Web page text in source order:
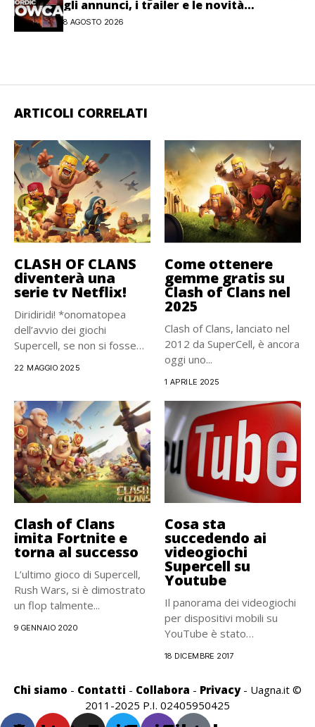
gli annunci, i trailer e le novità
dell’evento
8 AGOSTO 2026
ARTICOLI CORRELATI
CLASH OF CLANS
diventerà una
serie tv Netflix!
Diridiridi! *onomatopea
dell’avvio dei giochi
Supercell, se non si fosse
22 MAGGIO 2025
Come ottenere
gemme gratis su
Clash of Clans nel
2025
Clash of Clans, lanciato nel
2012 da SuperCell, è ancora
oggi uno...
1 APRILE 2025
Clash of Clans
imita Fortnite e
torna al successo
L’ultimo gioco di Supercell,
Rush Wars, si è dimostrato
un flop talmente...
9 GENNAIO 2020
Cosa sta
succedendo ai
videogiochi
Supercell su
Youtube
Il panorama dei videogiochi
per dispositivi mobili su
YouTube è stato
18 DICEMBRE 2017
Chi siamo - Contatti - Collabora - Privacy- Uagna.it ©
2011-2025 P.I. 02405950425